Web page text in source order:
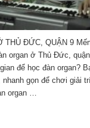
THỦ ĐỨC, QUẬN 9
organ ở Thủ Đức,
để học đàn organ?
gọn để chơi giải
organ …